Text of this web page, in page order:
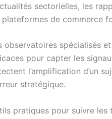
sectorielles, les
plateformes de commerce
observatoires spécialisés
pour capter les
l’amplification d’un
stratégique.
pratiques pour suivre les